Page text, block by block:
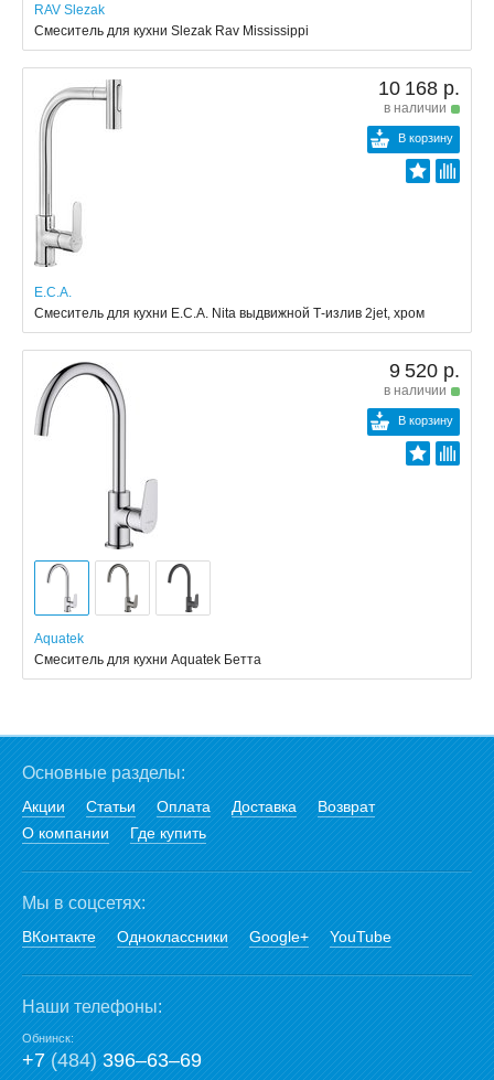
RAV Slezak
Смеситель для кухни Slezak Rav Mississippi
10 168 р.
в наличии
В корзину
E.C.A.
Смеситель для кухни E.C.A. Nita выдвижной Т-излив 2jet, хром
9 520 р.
в наличии
В корзину
Aquatek
Смеситель для кухни Aquatek Бетта
Основные разделы:
Акции Статьи Оплата Доставка
Возврат
О компании
Где купить
Мы в соцсетях:
ВКонтакте Одноклассники Google+ YouTube
Наши телефоны:
Обнинск:
+7(484)396‒63‒69